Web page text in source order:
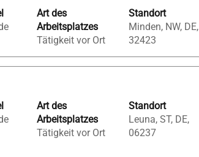
Art des
Arbeitsplatzes
Tätigkeit vor Ort
Standort
Minden, NW, DE,
32423
Art des
Arbeitsplatzes
Tätigkeit vor Ort
Standort
Leuna, ST, DE,
06237